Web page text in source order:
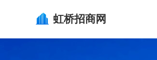
虹桥招商网